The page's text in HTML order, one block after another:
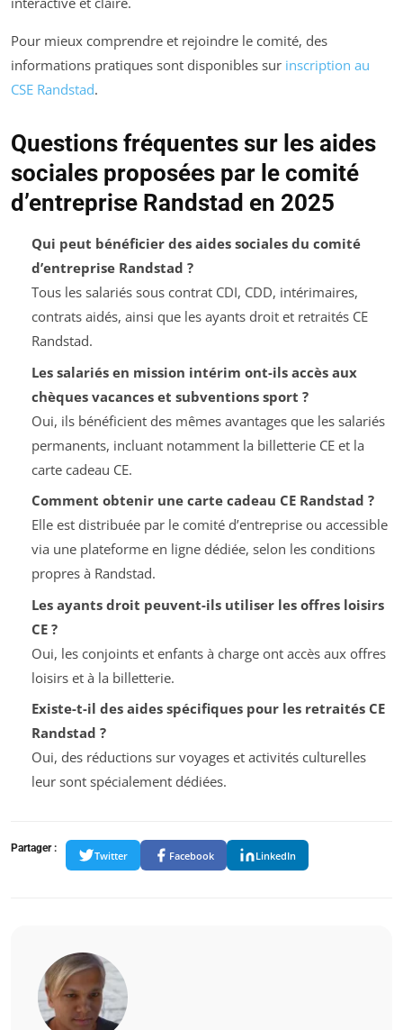
Pour mieux comprendre et rejoindre le comité, des
informations pratiques sont disponibles sur inscription au
CSE Randstad.
Questions fréquentes sur les aides
sociales proposées par le comité
d’entreprise Randstad en 2025
Qui peut bénéficier des aides sociales du comité
d’entreprise Randstad ?
Tous les salariés sous contrat CDI, CDD, intérimaires,
contrats aidés, ainsi que les ayants droit et retraités CE
Randstad.
Les salariés en mission intérim ont-ils accès aux
chèques vacances et subventions sport ?
Oui, ils bénéficient des mêmes avantages que les salariés
permanents, incluant notamment la billetterie CE et la
carte cadeau CE.
Comment obtenir une carte cadeau CE Randstad ?
Elle est distribuée par le comité d’entreprise ou accessible
via une plateforme en ligne dédiée, selon les conditions
propres à Randstad.
Les ayants droit peuvent-ils utiliser les offres loisirs
CE ?
Oui, les conjoints et enfants à charge ont accès aux offres
loisirs et à la billetterie.
Existe-t-il des aides spécifiques pour les retraités CE
Randstad ?
Oui, des réductions sur voyages et activités culturelles
leur sont spécialement dédiées.
Partager :
Twitter Facebook LinkedIn